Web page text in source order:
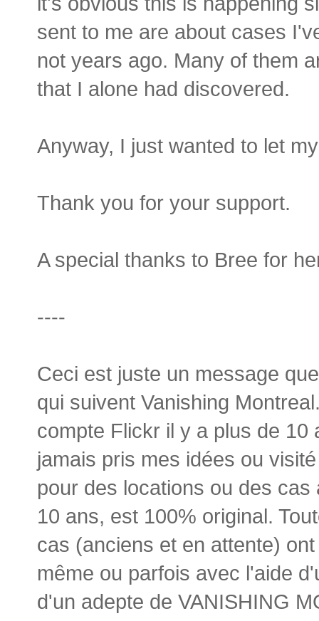
sent to me are about cases
not years ago. Many of them
that I alone had discovered.
Anyway, I just wanted to let
Thank you for your support.
A special thanks to Bree for
----
Ceci est juste un message
qui suivent Vanishing
compte Flickr il y a plus de 10
jamais pris mes idées ou
pour des locations ou des
10 ans, est 100% original.
cas (anciens et en attente)
même ou parfois avec l'aide
d'un adepte de VANISHING